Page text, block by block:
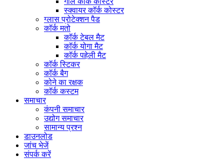
स्क्वायर कॉर्क कोस्टर
ग्लास प्रोटेक्शन पैड
कॉर्क मतो
कॉर्क टेबल मैट
कॉर्क योगा मैट
कॉर्क पहेली मैट
कॉर्क स्टिकर
कॉर्क बैग
कोने का रक्षक
कॉर्क कस्टम
समाचार
कंपनी समाचार
उद्योग समाचार
सामान्य प्रश्न
डाउनलोड
जांच भेजें
संपर्क करें